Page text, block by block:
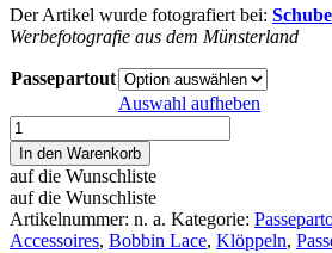
Der Artikel wurde fotografiert bei:
Werbefotografie aus dem Münsterland
Passepartout
Auswahl aufheben
Passepartout
15
Ausschnitte
-
exklusive
Menge
In den Warenkorb
auf die Wunschliste
auf die Wunschliste
Artikelnummer: n. a. Kategorie:
Accessoires, Bobbin Lace, Klöppeln,